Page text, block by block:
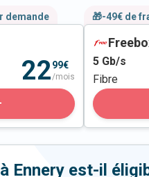
demande
2299€
/mois
🎁-49€ de
5 Gb/s
Fibre
Ennery est-il